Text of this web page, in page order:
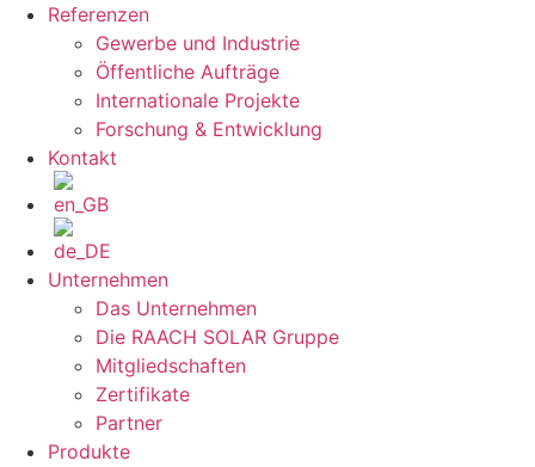
Referenzen
Gewerbe und Industrie
Öffentliche Aufträge
Internationale Projekte
Forschung & Entwicklung
Kontakt
Unternehmen
Das Unternehmen
Die RAACH SOLAR Gruppe
Mitgliedschaften
Zertifikate
Partner
Produkte